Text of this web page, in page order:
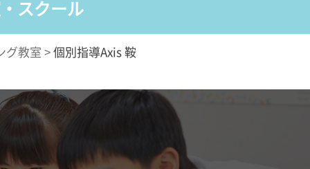
スクール
グ教室 > 個別指導Axis 鞍